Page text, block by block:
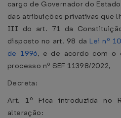
cargo de Governador do
das atribuições privativas que
III do art. 71 da
disposto no art. 98 da Lei nº
de 1996, e de acordo com o
processo nº SEF 11398/2022,
Decreta:
Art. 1º Fica introduzida no
alteração: